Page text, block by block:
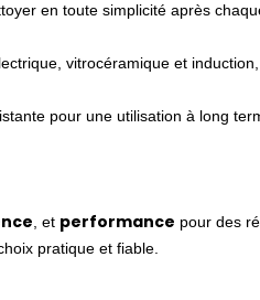
en toute simplicité après
vitrocéramique et
pour une utilisation à long
, et performance pour des
pratique et fiable.